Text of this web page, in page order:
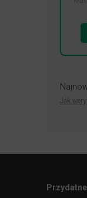
Jak